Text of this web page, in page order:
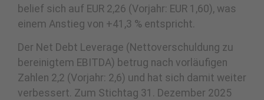
belief sich auf EUR 2,26 (Vorjahr: EUR 1,60), was
einem Anstieg von +41,3 % entspricht.
Der Net Debt Leverage (Nettoverschuldung zu
bereinigtem EBITDA) betrug nach vorläufigen
Zahlen 2,2 (Vorjahr: 2,6) und hat sich damit weiter
verbessert. Zum Stichtag 31. Dezember 2025